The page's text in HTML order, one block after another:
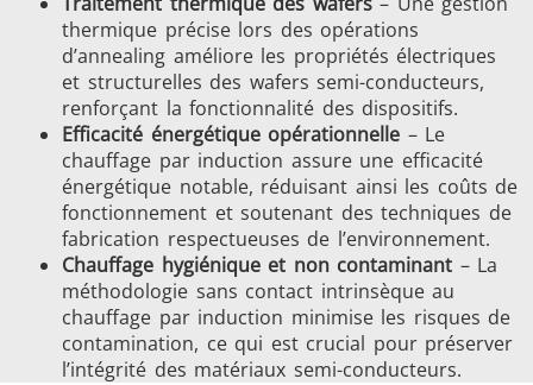
Série SH
Têtes de
chauffe
Aérospatiale Automobile
Centres
données
thermique précise lors des opérations
d’annealing améliore les propriétés électriques
et structurelles des wafers semi-conducteurs,
renforçant la fonctionnalité des dispositifs.
Efficacité énergétique opérationnelle – Le
chauffage par induction assure une efficacité
énergétique notable, réduisant ainsi les coûts de
fonctionnement et soutenant des techniques de
fabrication respectueuses de l’environnement.
Chauffage hygiénique et non contaminant – La
méthodologie sans contact intrinsèque au
chauffage par induction minimise les risques de
contamination, ce qui est crucial pour préserver
l’intégrité des matériaux semi-conducteurs.